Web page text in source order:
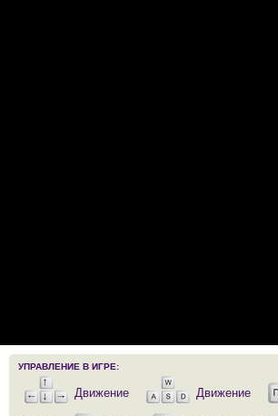
УПРАВЛЕНИЕ В ИГРЕ:
Движение Движение